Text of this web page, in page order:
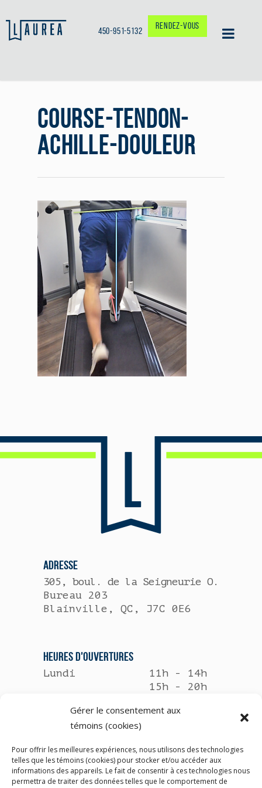
Gérer le consentement aux
témoins (cookies)
Pour offrir les meilleures expériences, nous utilisons des technologies
telles que les témoins (cookies) pour stocker et/ou accéder aux
informations des appareils. Le fait de consentir à ces technologies nous
permettra de traiter des données telles que le comportement de
RENDEZ-VOUS
450-951-5132
COURSE-TENDON-
ACHILLE-DOULEUR
ADRESSE
305, boul. de la Seigneurie O.
Bureau 203
Blainville, QC, J7C 0E6
HEURES D’OUVERTURES
Lundi
11h - 14h
15h - 20h
Mardi
8h30 - 12h
13h - 17h30
Mercredi Fermé
Jeudi
11h - 14h